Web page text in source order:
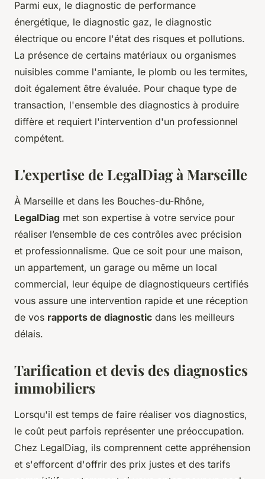
Parmi eux, le diagnostic de performance
énergétique, le diagnostic gaz, le diagnostic
électrique ou encore l'état des risques et pollutions.
La présence de certains matériaux ou organismes
nuisibles comme l'amiante, le plomb ou les termites,
doit également être évaluée. Pour chaque type de
transaction, l'ensemble des diagnostics à produire
diffère et requiert l'intervention d'un professionnel
compétent.
L'expertise de LegalDiag à Marseille
À Marseille et dans les Bouches-du-Rhône,
LegalDiag met son expertise à votre service pour
réaliser l’ensemble de ces contrôles avec précision
et professionnalisme. Que ce soit pour une maison,
un appartement, un garage ou même un local
commercial, leur équipe de diagnostiqueurs certifiés
vous assure une intervention rapide et une réception
de vos rapports de diagnostic dans les meilleurs
délais.
Tarification et devis des diagnostics
immobiliers
Lorsqu'il est temps de faire réaliser vos diagnostics,
le coût peut parfois représenter une préoccupation.
Chez LegalDiag, ils comprennent cette appréhension
et s'efforcent d'offrir des prix justes et des tarifs